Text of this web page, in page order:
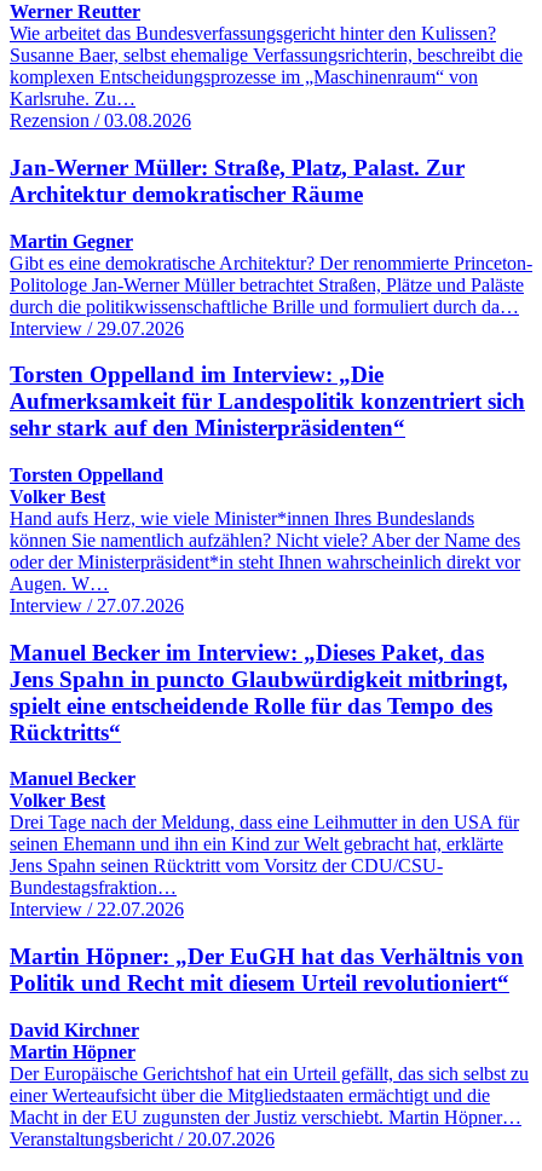
Werner Reutter
Wie arbeitet das Bundesverfassungsgericht hinter den Kulissen?
Susanne Baer, selbst ehemalige Verfassungsrichterin, beschreibt die
komplexen Entscheidungsprozesse im „Maschinenraum“ von
Karlsruhe. Zu…
Rezension / 03.08.2026
Jan-Werner Müller: Straße, Platz, Palast. Zur
Architektur demokratischer Räume
Martin Gegner
Gibt es eine demokratische Architektur? Der renommierte Princeton-
Politologe Jan-Werner Müller betrachtet Straßen, Plätze und Paläste
durch die politikwissenschaftliche Brille und formuliert durch da…
Interview / 29.07.2026
Torsten Oppelland im Interview: „Die
Aufmerksamkeit für Landespolitik konzentriert sich
sehr stark auf den Ministerpräsidenten“
Torsten Oppelland
Volker Best
Hand aufs Herz, wie viele Minister*innen Ihres Bundeslands
können Sie namentlich aufzählen? Nicht viele? Aber der Name des
oder der Ministerpräsident*in steht Ihnen wahrscheinlich direkt vor
Augen. W…
Interview / 27.07.2026
Manuel Becker im Interview: „Dieses Paket, das
Jens Spahn in puncto Glaubwürdigkeit mitbringt,
spielt eine entscheidende Rolle für das Tempo des
Rücktritts“
Manuel Becker
Volker Best
Drei Tage nach der Meldung, dass eine Leihmutter in den USA für
seinen Ehemann und ihn ein Kind zur Welt gebracht hat, erklärte
Jens Spahn seinen Rücktritt vom Vorsitz der CDU/CSU-
Bundestagsfraktion…
Interview / 22.07.2026
Martin Höpner: „Der EuGH hat das Verhältnis von
Politik und Recht mit diesem Urteil revolutioniert“
David Kirchner
Martin Höpner
Der Europäische Gerichtshof hat ein Urteil gefällt, das sich selbst zu
einer Werteaufsicht über die Mitgliedstaaten ermächtigt und die
Macht in der EU zugunsten der Justiz verschiebt. Martin Höpner…
Veranstaltungsbericht / 20.07.2026